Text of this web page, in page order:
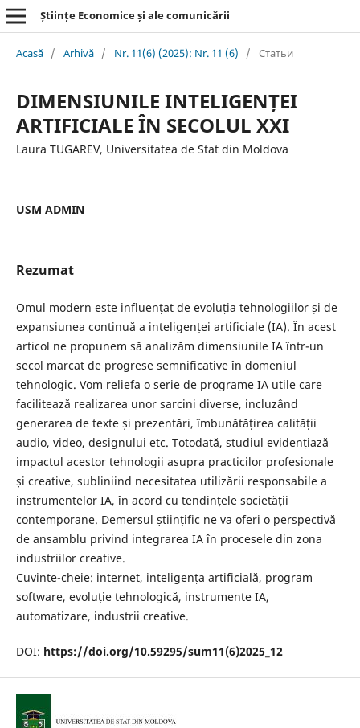
Științe Economice și ale comunicării
Acasă / Arhivă / Nr. 11(6) (2025): Nr. 11 (6) / Статьи
DIMENSIUNILE INTELIGENȚEI
ARTIFICIALE ÎN SECOLUL XXI
Laura TUGAREV, Universitatea de Stat din Moldova
USM ADMIN
Rezumat
Omul modern este influențat de evoluția tehnologiilor și de
expansiunea continuă a inteligenței artificiale (IA). În acest
articol ne propunem să analizăm dimensiunile IA într-un
secol marcat de progrese semnificative în domeniul
tehnologic. Vom reliefa o serie de programe IA utile care
facilitează realizarea unor sarcini diverse, incluzând
generarea de texte și prezentări, îmbunătățirea calității
audio, video, designului etc. Totodată, studiul evidențiază
impactul acestor tehnologii asupra practicilor profesionale
și creative, subliniind necesitatea utilizării responsabile a
instrumentelor IA, în acord cu tendințele societății
contemporane. Demersul științific ne va oferi o perspectivă
de ansamblu privind integrarea IA în procesele din zona
industriilor creative.
Cuvinte-cheie: internet, inteligența artificială, program
software, evoluție tehnologică, instrumente IA,
automatizare, industrii creative.
DOI: https://doi.org/10.59295/sum11(6)2025_12